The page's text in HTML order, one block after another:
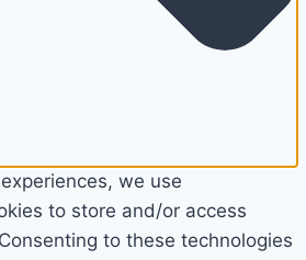
we use
to store and/or access
to these technologies